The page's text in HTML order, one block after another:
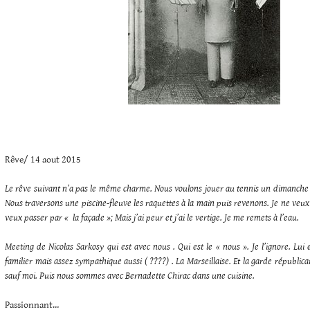
Rêve/ 14 aout 2015
Le rêve suivant n’a pas le même charme. Nous voulons jouer au tennis un
Nous traversons une piscine-fleuve les raquettes à la main puis revenons. Je ne
veux passer par « la façade »; Mais j’ai peur et j’ai le vertige. Je me remets à l’eau.
Meeting de Nicolas Sarkosy qui est avec nous . Qui est le « nous ». Je l’ignore. Lui
familier mais assez sympathique aussi ( ????) . La Marseillaise. Et la garde
sauf moi. Puis nous sommes avec Bernadette Chirac dans une cuisine.
Passionnant…